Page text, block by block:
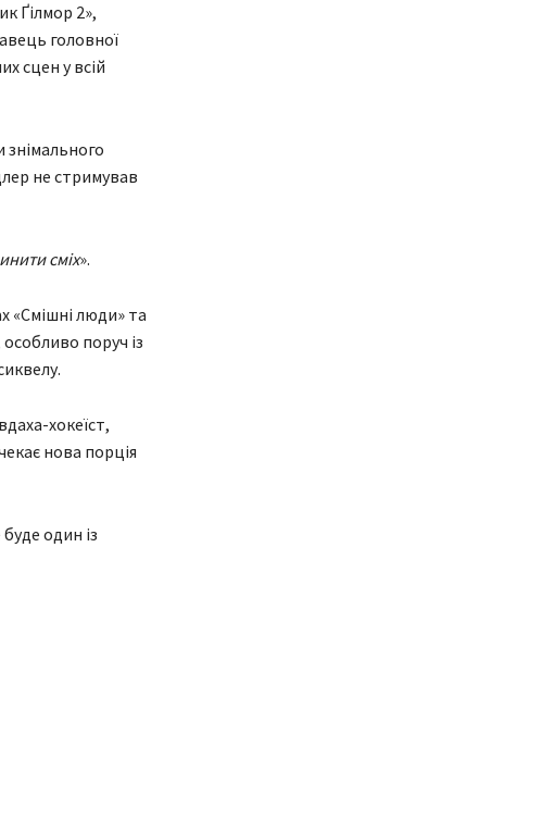
Ґілмор 2»,
головної
сцен у всій
не стримував
сміх».
«Смішні люди» та
поруч із
хокеїст,
нова порція
один із